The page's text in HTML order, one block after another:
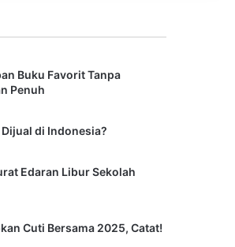
Buku Favorit Tanpa
Penuh
di Indonesia?
Edaran Libur Sekolah
Cuti Bersama 2025, Catat!